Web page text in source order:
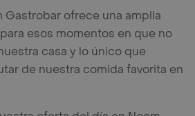
Gastrobar ofrece una amplia
esos momentos en que no
casa y lo único que
de nuestra comida favorita en